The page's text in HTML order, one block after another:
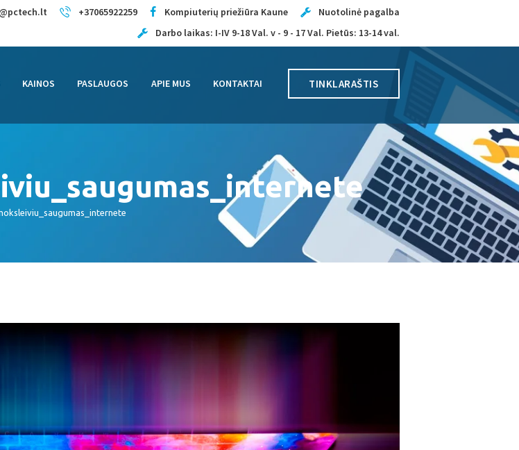
+37065922259 Kompiuterių priežiūra Kaune
Nuotolinė pagalba
Darbo laikas: I-IV 9-18 Val. v - 9 - 17 Val. Pietūs: 13-14 val.
KAINOS PASLAUGOS APIE MUS KONTAKTAI TINKLARAŠTIS
remontas Kaune